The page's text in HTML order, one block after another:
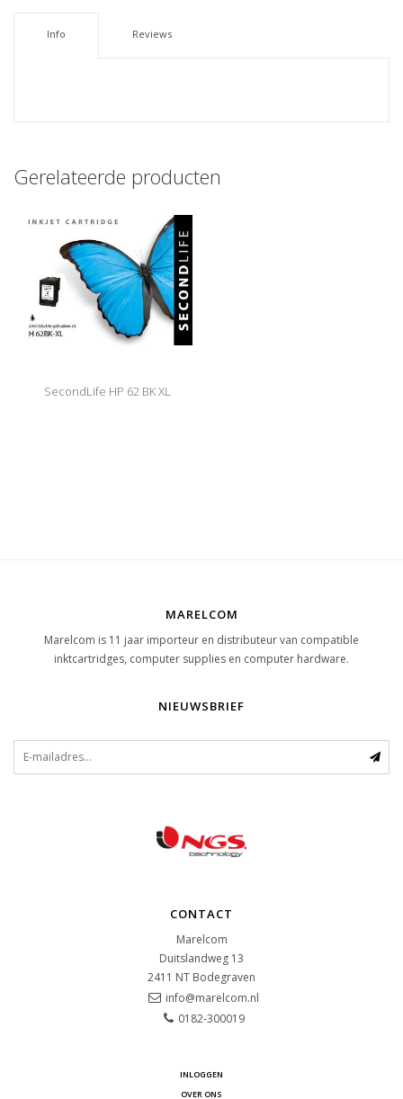
Info Reviews
Gerelateerde producten
SecondLife HP 62 BK XL
MARELCOM
Marelcom is 11 jaar importeur en distributeur van compatible
inktcartridges, computer supplies en computer hardware.
NIEUWSBRIEF
CONTACT
Marelcom
Duitslandweg 13
2411 NT Bodegraven
info@marelcom.nl
0182-300019
INLOGGEN
OVER ONS